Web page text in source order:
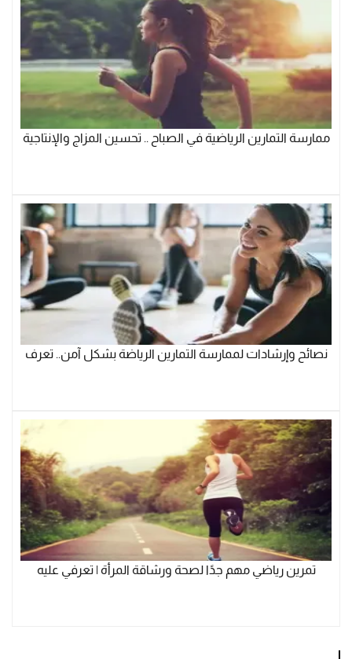
ممارسة التمارين الرياضية في الصباح .. تحسين المزاج والإنتاجية
نصائح وإرشادات لممارسة التمارين الرياضة بشكل آمن.. تعرف
تمرين رياضي مهم جدًا لصحة ورشاقة المرأة | تعرفي عليه